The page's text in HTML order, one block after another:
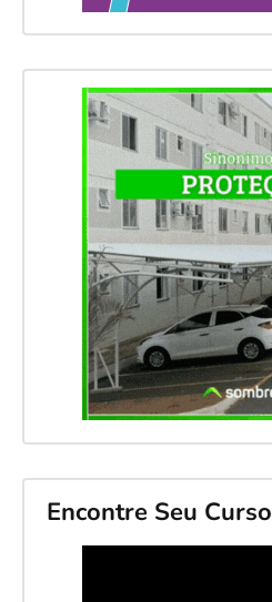
Encontre Seu Curso